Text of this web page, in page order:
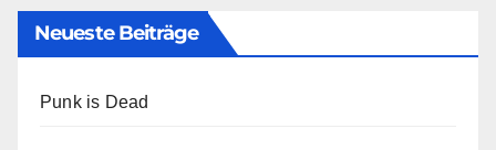
Neueste Beiträge
Punk is Dead